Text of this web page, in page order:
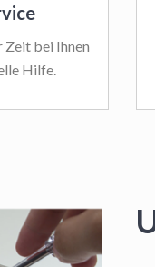
Zeit bei Ihnen
Hilfe.